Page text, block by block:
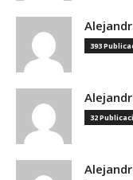
393
32